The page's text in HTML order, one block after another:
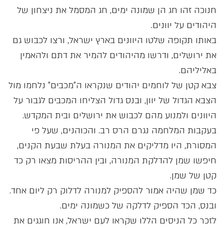
חנוכה זהו חג הן שמונה ימים, חג המסמל את ניצחון של
היהודים על יוונים.
באותו תקופה שלטו היוונים בארץ ישראל, ורצו לכבוש גם
את ירושלים, ודרשו מהיהודים להמיר את דתם ולהאמין
באליליהם.
צבא קטן של לוחמים יהודים שנקראו ה”מכבים” נלחמו מול
הצבא הגדול של יוון, ובנס גדול הצליחו המכבים לגבור על
היוונים ולמנוע מהם לכבוש את ירושלים ובית המקדש.
בעקבות המלחמה נגרם הרס רב. והכוהנים, שעל פי
המסורת, היו מדליקים את המנורה בעלת שבעת הקנים,
חיפשו שמן להדלקת המנורה, ובין ההריסות מצאו רק כד
קטן של שמן.
כד שמן שהיה אמור להספיק למנורה לדלוק רק ליום אחד.
ובנס, הכד הספיק לדלקה של כשמונה ימים.
לזכר כל הניסים הללו שקראו לעם ישראל, אנו חוגגים את